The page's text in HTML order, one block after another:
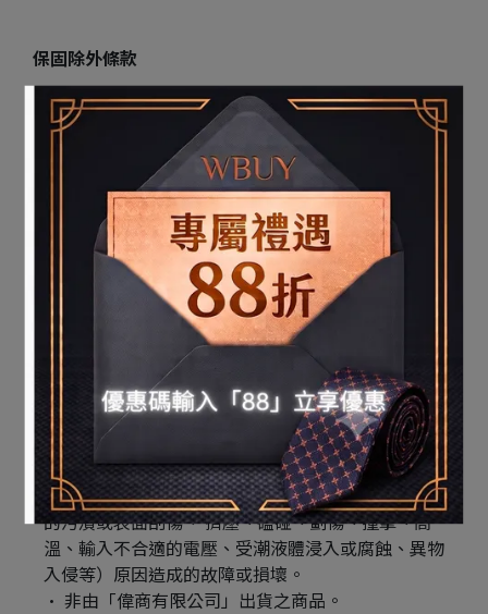
保固除外條款
產品於保證期限，若屬下列情況者，則不在保固範圍
內，消費者需負擔全部維修費用：
產品外觀瑕疵破損變形、零件脫落、過度鬆弛、異
常緊密、斷線、破裂、燒毀。
製造標籤或防拆標籤經更改或破損、序號條碼毀損
無法辨識保固期限者。
本產品使用者未依說明書要求，錯誤安裝、或保養
及使用造成的故障或損壞。
使用非法軟體或病毒所造成之損壞。
因使用非標準或非公開發行的軟體造成的故障或損
壞。
產品經非本公司所屬或授權服務中心之技術人員維
修或拆裝。
非可歸責於產品材料製造瑕疵的損害（如地震、水
災、火災、颱風…等天災或運送碰撞、使用後所產生
的污漬或表面刮傷、 擠壓、磕碰、劃傷、撞擊、高
溫、輸入不合適的電壓、受潮液體浸入或腐蝕、異物
入侵等）原因造成的故障或損壞。
非由「偉商有限公司」出貨之商品。